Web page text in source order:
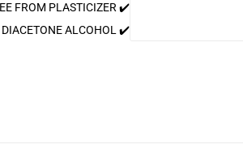
✔️ FREE FROM PLASTICIZER
✔️ FREE FROM DIACETONE ALCOHOL